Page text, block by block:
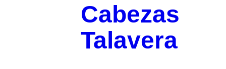
Cabezas
Talavera